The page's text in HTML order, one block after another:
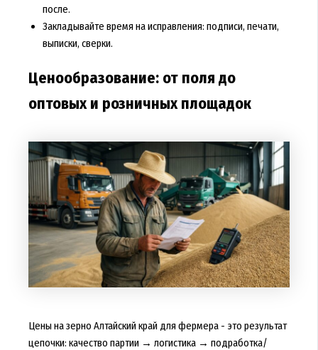
после.
Закладывайте время на исправления: подписи, печати,
выписки, сверки.
Ценообразование: от поля до
оптовых и розничных площадок
Цены на зерно Алтайский край для фермера - это результат
цепочки: качество партии → логистика → подработка/